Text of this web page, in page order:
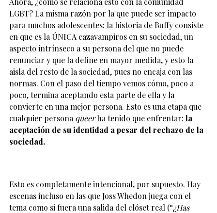
LGBT? La misma razón por la que puede ser impacto
para muchos adolescentes: la historia de Buffy consiste
en que es la ÚNICA cazavampiros en su sociedad, un
aspecto intrínseco a su persona del que no puede
renunciar y que la define en mayor medida, y esto la
aisla del resto de la sociedad, pues no encaja con las
normas. Con el paso del tiempo vemos cómo, poco a
poco, termina aceptando esta parte de ella y la
convierte en una mejor persona. Esto es una etapa que
cualquier persona queerha tenido que enfrentar: la
aceptación de su identidad a pesar del rechazo de la
sociedad.
Esto es completamente intencional, por supuesto. Hay
escenas incluso en las que Joss Whedon juega con el
tema como si fuera una salida del clóset real (“¿Has